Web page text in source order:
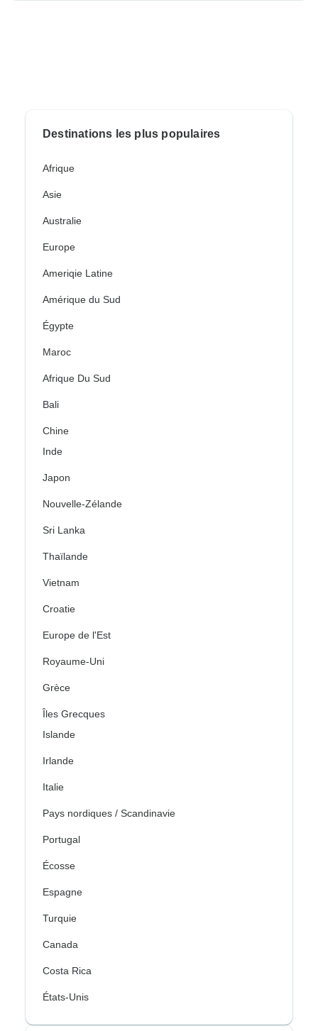
Destinations les plus populaires
Afrique
Asie
Australie
Europe
Ameriqie Latine
Amérique du Sud
Égypte
Maroc
Afrique Du Sud
Bali
Chine
Inde
Japon
Nouvelle-Zélande
Sri Lanka
Thaïlande
Vietnam
Croatie
Europe de l'Est
Royaume-Uni
Grèce
Îles Grecques
Islande
Irlande
Italie
Pays nordiques / Scandinavie
Portugal
Écosse
Espagne
Turquie
Canada
Costa Rica
États-Unis